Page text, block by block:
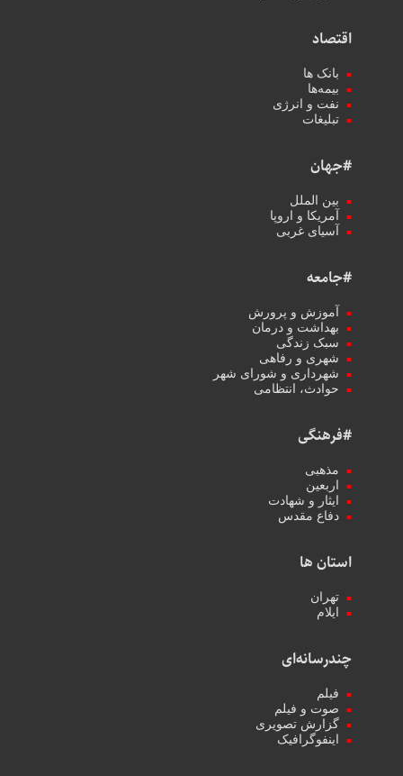
اقتصاد
بانک ها
بیمه‌ها
نفت و انرژی
تبلیغات
#جهان
بین الملل
آمریکا و اروپا
آسیای غربی
#جامعه
آموزش و پرورش
بهداشت و درمان
سبک زندگی
شهری و رفاهی
شهرداری و شورای شهر
حوادث، انتظامی
#فرهنگی
مذهبی
اربعین
ایثار و شهادت
دفاع مقدس
استان ها
تهران
ایلام
چندرسانه‌ای
فیلم
صوت و فیلم
گزارش تصویری
اینفوگرافیک